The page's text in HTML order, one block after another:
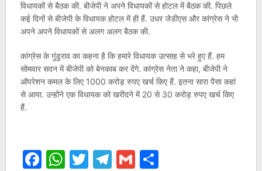
विधायकों से बैठक की. बीजेपी ने अपने विधायकों से होटल में बैठक की. पिछले
कई दिनों से बीजेपी के विधायक होटल में ही हैं. उधर जेडीएस और कांग्रेस ने भी
अपने अपने विधायकों से अलग अलग बैठक की.
कांग्रेस के गुंडुराव का कहना है कि हमारे विधायक उत्‍साह से भरे हुए हैं. हम
सोमवार सदन में बीजेपी को बेनकाब कर देंगे. कांग्रेस नेता ने कहा, बीजेपी ने
ऑपरेशन कमल के लिए 1000 करोड़ रुपए खर्च किए हैं. इतना सारा पैसा कहां
से आया. उन्‍होंने एक वि‍धायक को खरीदने में 20 से 30 करोड़ रुपए खर्च किए
हैं.
Facebook
WhatsApp
Twitter
Telegram
GmailShare